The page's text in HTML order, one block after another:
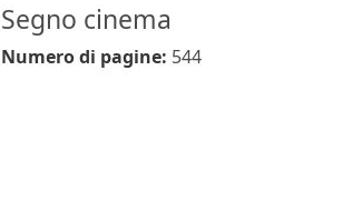
Segno cinema
Numero di pagine: 544